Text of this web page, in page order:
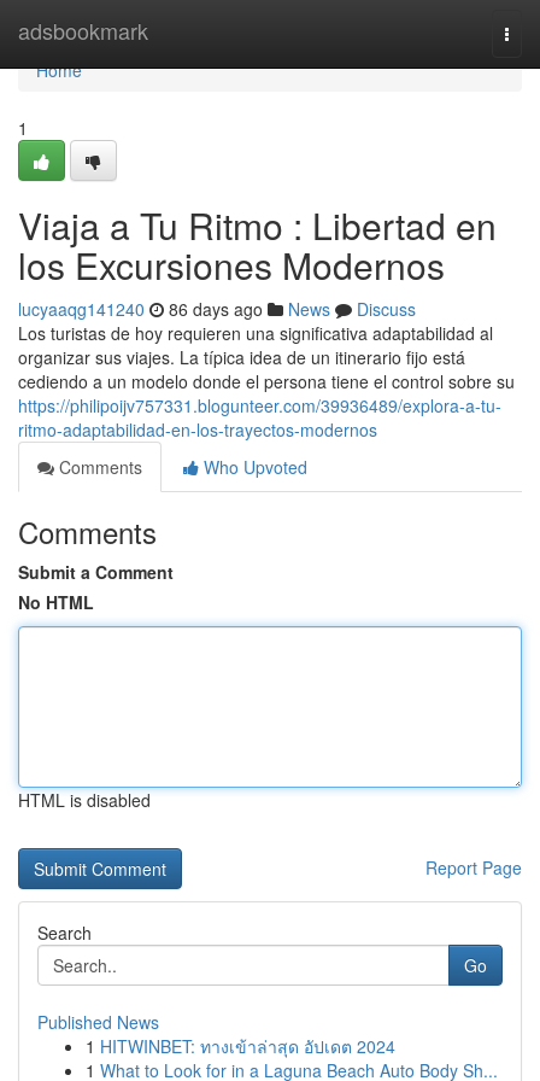
adsbookmark
Home
Home
1
Viaja a Tu Ritmo : Libertad en
los Excursiones Modernos
lucyaaqg141240 86 days ago News
Discuss
Los turistas de hoy requieren una significativa adaptabilidad al
organizar sus viajes. La típica idea de un itinerario fijo está
cediendo a un modelo donde el persona tiene el control sobre su
https://philipoijv757331.blogunteer.com/39936489/explora-a-tu-
ritmo-adaptabilidad-en-los-trayectos-modernos
Comments
Who Upvoted
Comments
Submit a Comment
No HTML
HTML is disabled
Report Page
Search
Go
Published News
1 HITWINBET: ทางเข้าล่าสุด อัปเดต 2024
1 What to Look for in a Laguna Beach Auto Body Sh...